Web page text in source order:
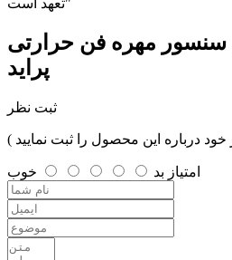
تعهد است"
سنسور مهره فن حرارتی
پراید
ثبت نظر
امتیاز بد خوب